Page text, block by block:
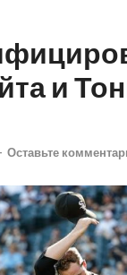
и
- Оставьте